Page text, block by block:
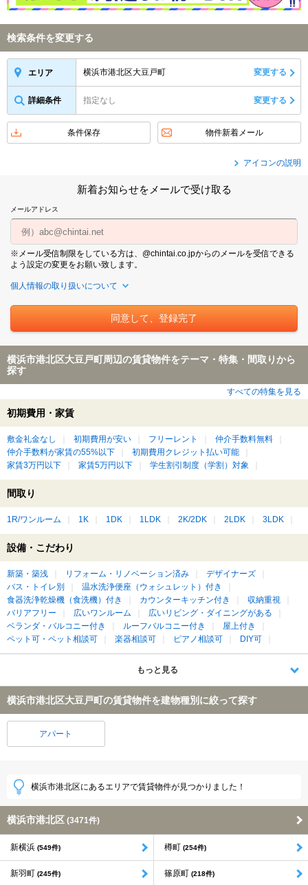
検索条件を変更する
エリア 横浜市港北区大豆戸町 変更する
詳細条件 指定なし 変更する
条件保存 物件新着メール
アイコンの説明
新着お知らせをメールで受け取る
メールアドレス
※メール受信制限をしている方は、@chintai.co.jpからのメールを受信できる
よう設定の変更をお願い致します。
個人情報の取り扱いについて
横浜市港北区大豆戸町周辺の賃貸物件をテーマ・特集・間取りから
探す
すべての特集を見る
初期費用・家賃
敷金礼金なし 初期費用が安い フリーレント
仲介手数料無料
仲介手数料が家賃の55%以下
初期費用クレジット払い可能
家賃3万円以下
家賃5万円以下 学生割引制度（学割）対象
間取り
1R/ワンルーム 1K 1DK 1LDK 2K/2DK 2LDK 3LDK
設備・こだわり
新築・築浅 リフォーム・リノベーション済み
デザイナーズ
バス・トイレ別
温水洗浄便座（ウォシュレット）付き
食器洗浄乾燥機（食洗機）付き
カウンターキッチン付き
収納重視
バリアフリー
広いワンルーム
広いリビング・ダイニングがある
ベランダ・バルコニー付き
ルーフバルコニー付き
屋上付き
ペット可・ペット相談可
楽器相談可 ピアノ相談可 DIY可
もっと見る
横浜市港北区大豆戸町の賃貸物件を建物種別に絞って探す
アパート
横浜市港北区にあるエリアで賃貸物件が見つかりました！
横浜市港北区 (3471件)
新横浜 (549件) 樽町 (254件)
新羽町 (245件) 篠原町 (218件)